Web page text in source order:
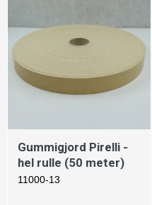
Gummigjord Pirelli -
hel rulle (50 meter)
11000-13